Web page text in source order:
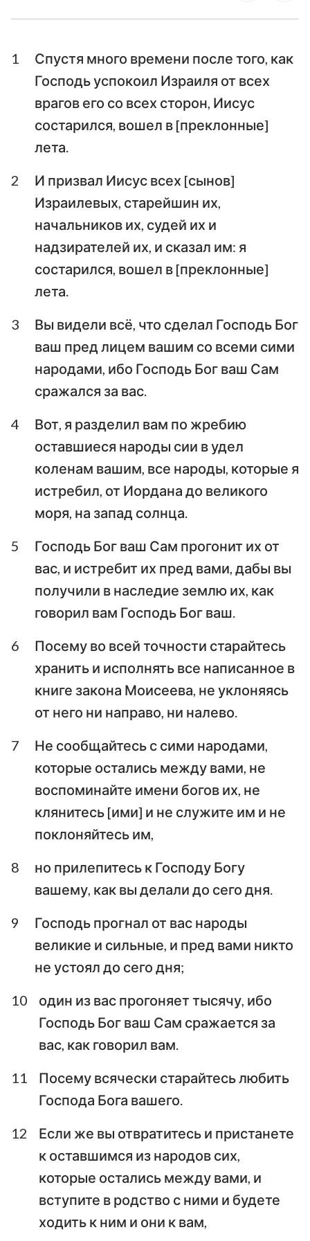
Есфирь Иов
Псалтирь Притчи
Екклесиаст Песни Песней
Исаия
Плач Иеремии Иезекииль
Даниил Осия
Иоиль Амос
Авдия Иона
Аввакум Софония
Аггей Захария
Малахия
1
Спустя много времени после того, как
Господь успокоил Израиля от всех
врагов его со всех сторон, Иисус
состарился, вошел в [преклонные]
лета.
2
И призвал Иисус всех [сынов]
Израилевых, старейшин их,
начальников их, судей их и
надзирателей их, и сказал им: я
состарился, вошел в [преклонные]
лета.
3
Вы видели всё, что сделал Господь Бог
ваш пред лицем вашим со всеми сими
народами, ибо Господь Бог ваш Сам
сражался за вас.
4
Вот, я разделил вам по жребию
оставшиеся народы сии в удел
коленам вашим, все народы, которые я
истребил, от Иордана до великого
моря, на запад солнца.
5
Господь Бог ваш Сам прогонит их от
вас, и истребит их пред вами, дабы вы
получили в наследие землю их, как
говорил вам Господь Бог ваш.
6
Посему во всей точности старайтесь
хранить и исполнять все написанное в
книге закона Моисеева, не уклоняясь
от него ни направо, ни налево.
7
Не сообщайтесь с сими народами,
которые остались между вами, не
воспоминайте имени богов их, не
клянитесь [ими] и не служите им и не
поклоняйтесь им,
8
но прилепитесь к Господу Богу
вашему, как вы делали до сего дня.
9
Господь прогнал от вас народы
великие и сильные, и пред вами никто
не устоял до сего дня;
10
один из вас прогоняет тысячу, ибо
Господь Бог ваш Сам сражается за
вас, как говорил вам.
11
Посему всячески старайтесь любить
Господа Бога вашего.
12
Если же вы отвратитесь и пристанете
к оставшимся из народов сих,
которые остались между вами, и
вступите в родство с ними и будете
ходить к ним и они к вам,